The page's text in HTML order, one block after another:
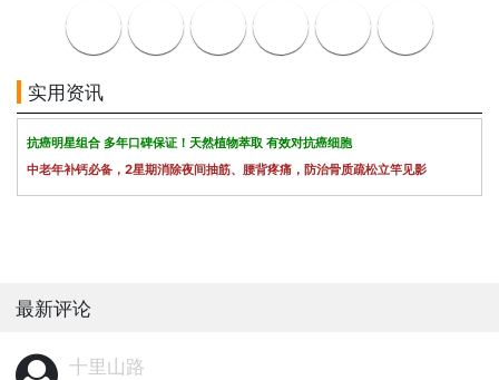
实用资讯
抗癌明星组合 多年口碑保证！天然植物萃取 有效对抗癌细胞
中老年补钙必备，2星期消除夜间抽筋、腰背疼痛，防治骨质疏松立竿见影
最新评论
十里山路